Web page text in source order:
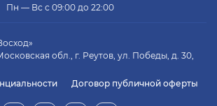
Пн — Вс с 09:00 до 22:00
обл., г. Реутов, ул. Победы, д. 30,
Договор публичной оферты